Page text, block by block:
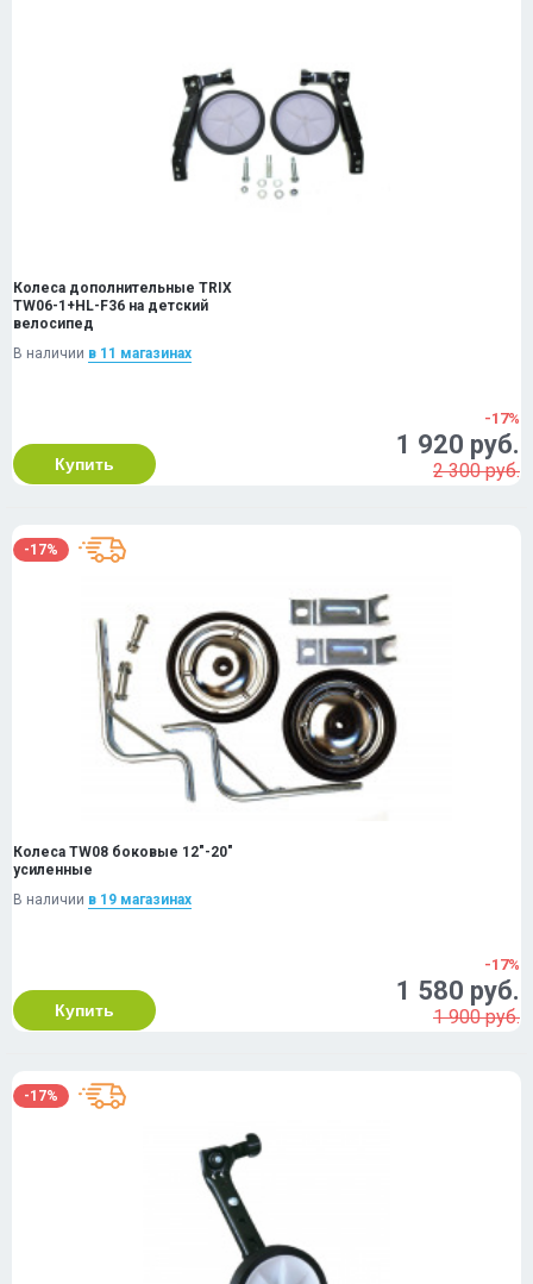
Колеса дополнительные TRIX
TW06-1+HL-F36 на детский
велосипед
В наличии в 11 магазинах
Купить
-17%
1 920 руб.
2 300 руб.
-17%
Колеса TW08 боковые 12"-20"
усиленные
В наличии в 19 магазинах
Купить
-17%
1 580 руб.
1 900 руб.
-17%